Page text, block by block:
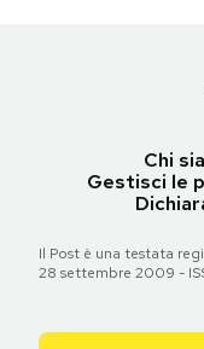
Chi
Gestisci le
Il Post è una testata
28 settembre 2009 -